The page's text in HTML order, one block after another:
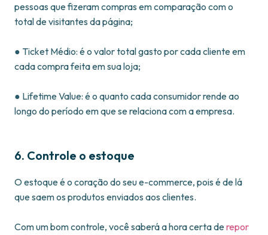
pessoas que fizeram compras em comparação com o
total de visitantes da página;
● Ticket Médio: é o valor total gasto por cada cliente em
cada compra feita em sua loja;
● Lifetime Value: é o quanto cada consumidor rende ao
longo do período em que se relaciona com a empresa.
6. Controle o estoque
O estoque é o coração do seu e-commerce, pois é de lá
que saem os produtos enviados aos clientes.
Com um bom controle, você saberá a hora certa derepor